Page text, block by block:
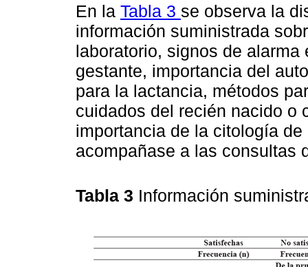
En la Tabla 3 se observa la
información suministrada
laboratorio, signos de
gestante, importancia del
para la lactancia, métodos
cuidados del recién nacido o
importancia de la citología
acompañase a las consultas
Tabla 3 Información